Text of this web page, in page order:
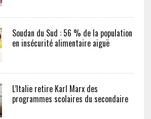
Soudan du Sud : 56 % de la population
en insécurité alimentaire aiguë
L’Italie retire Karl Marx des
programmes scolaires du secondaire